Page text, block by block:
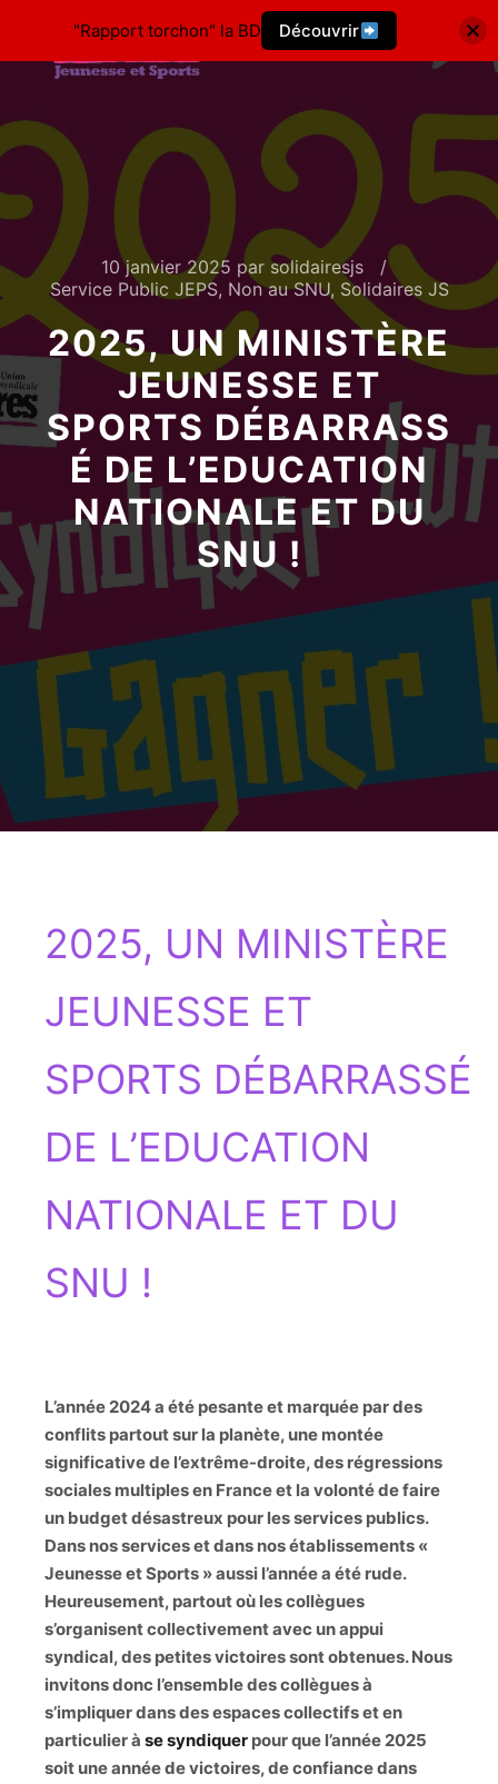
10 janvier 2025 par solidairesjs
Service Public JEPS, Non au SNU, Solidaires JS
2025, UN MINISTÈRE
JEUNESSE ET
SPORTS DÉBARRASS
É DE L’EDUCATION
NATIONALE ET DU
SNU !
2025, UN MINISTÈRE
JEUNESSE ET
SPORTS DÉBARRASSÉ
DE L’EDUCATION
NATIONALE ET DU
SNU !
L’année 2024 a été pesante et marquée par des
conflits partout sur la planète, une montée
significative de l’extrême-droite, des régressions
sociales multiples en France et la volonté de faire
un budget désastreux pour les services publics.
Dans nos services et dans nos établissements «
Jeunesse et Sports » aussi l’année a été rude.
Heureusement, partout où les collègues
s’organisent collectivement avec un appui
syndical, des petites victoires sont obtenues. Nous
invitons donc l’ensemble des collègues à
s’impliquer dans des espaces collectifs et en
particulier à se syndiquer pour que l’année 2025
soit une année de victoires, de confiance dans
"Rapport torchon" la BD Découvrir